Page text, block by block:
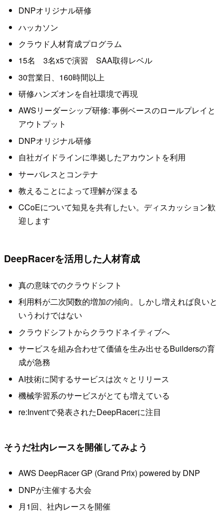
DNPオリジナル研修
ハッカソン
クラウド人材育成プログラム
15名 3名x5で演習 SAA取得レベル
30営業日、160時間以上
研修ハンズオンを自社環境で再現
AWSリーダーシップ研修: 事例ベースのロールプレイと
アウトプット
DNPオリジナル研修
自社ガイドラインに準拠したアカウントを利用
サーバレスとコンテナ
教えることによって理解が深まる
CCoEについて知見を共有したい。ディスカッション歓
迎します
DeepRacerを活用した人材育成
真の意味でのクラウドシフト
利用料が二次関数的増加の傾向。しかし増えれば良いと
いうわけではない
クラウドシフトからクラウドネイティブへ
サービスを組み合わせて価値を生み出せるBuildersの育
成が急務
AI技術に関するサービスは次々とリリース
機械学習系のサービスがとても増えている
re:Inventで発表されたDeepRacerに注目
そうだ社内レースを開催してみよう
AWS DeepRacer GP (Grand Prix) powered by DNP
DNPが主催する大会
月1回、社内レースを開催